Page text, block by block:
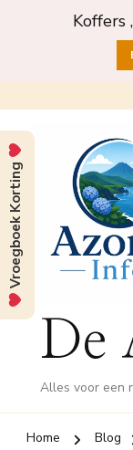
Koffers
De
Alles voor een
Home Blog
Vroegboek Korting